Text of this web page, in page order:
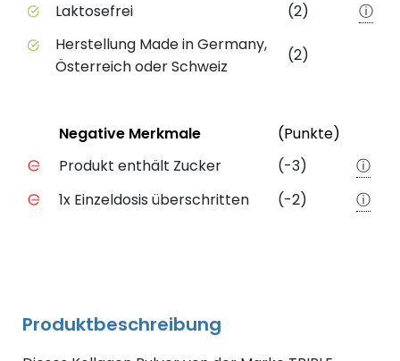
Laktosefrei
(2)
ⓘ
Herstellung Made in Germany,
Österreich oder Schweiz
(2)
Negative Merkmale des Produkts mit Punkteabzug
StatusNegative Merkmale (Punkte)
Produkt enthält Zucker
(-3)
ⓘ
1x Einzeldosis überschritten
(-2) ⓘ
Produktbeschreibung